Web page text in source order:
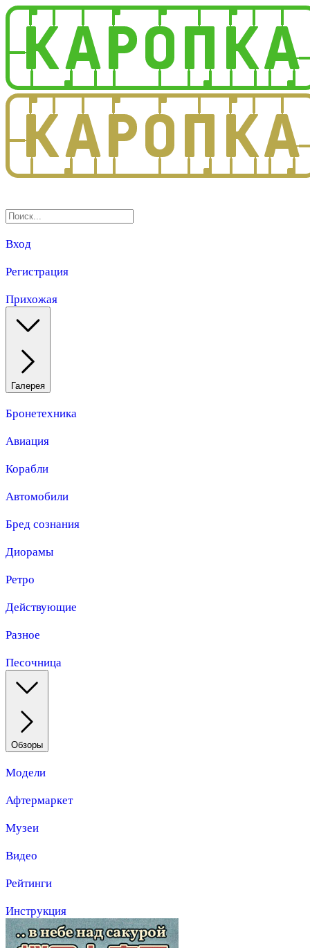
Вход
Регистрация
Прихожая
Галерея
Бронетехника
Авиация
Корабли
Автомобили
Бред сознания
Диорамы
Ретро
Действующие
Разное
Песочница
Обзоры
Модели
Афтермаркет
Музеи
Видео
Рейтинги
Инструкция